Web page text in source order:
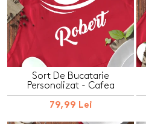
Sort De Bucatarie
Personalizat - Cafea
79,99 Lei